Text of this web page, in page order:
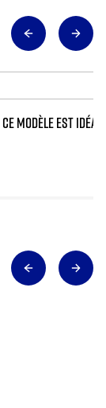
MODÈLE EST